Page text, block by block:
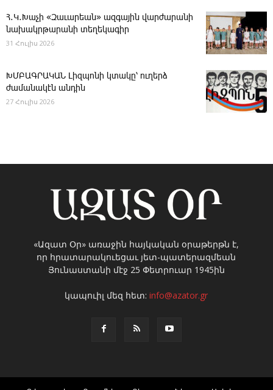
Հ․Կ․Խաչի «Զաւարեան» ազգային վարժարանի
նախակրթարանի տեղեկագիր
31 Հուլիս 2026
ԽՄԲԱԳՐԱԿԱՆ ­Լիզպոնի կտակը՝ ուղերձ
ժամանակէն անդին
27 Հուլիս 2026
«Ազատ Օր» առաջին հայկական օրաթերթն է,
որ հրատարակուեցաւ յետ-պատերազմեան
Յունաստանի մէջ 25 Փետրուար 1945ին
կապուիլ մեզ հետ:info@azator.gr